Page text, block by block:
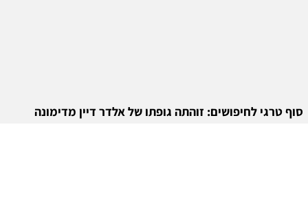
סוף טרגי לחיפושים: זוהתה גופתו של אלדר דיין מדימונה